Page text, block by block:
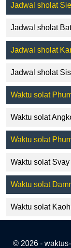
Jadwal sholat
Jadwal sholat
Jadwal sholat
Jadwal sholat
Waktu solat
Waktu solat
Waktu solat
Waktu solat
Waktu solat
Waktu solat
© 2026 -